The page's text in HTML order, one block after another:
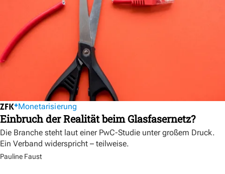
Monetarisierung
Einbruch der Realität beim Glasfasernetz?
Die Branche steht laut einer PwC-Studie unter großem Druck.
Ein Verband widerspricht – teilweise.
Pauline Faust